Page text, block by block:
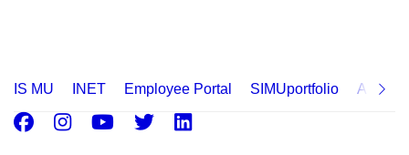
IS MU INET Employee Portal SIMUportfolio
Facebook
Instagram
Youtube
Twitter